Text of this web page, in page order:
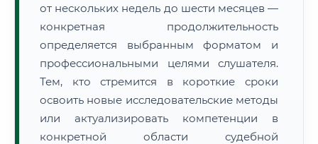
от нескольких недель до шести месяцев —
конкретная продолжительность
определяется выбранным форматом и
профессиональными целями слушателя.
Тем, кто стремится в короткие сроки
освоить новые исследовательские методы
или актуализировать компетенции в
конкретной области судебной